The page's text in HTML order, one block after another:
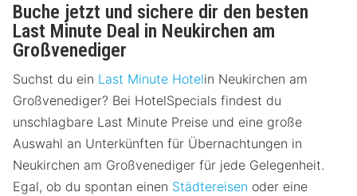
Buche jetzt und sichere dir den besten
Last Minute Deal in Neukirchen am
Großvenediger
Suchst du ein Last Minute Hotelin Neukirchen am
Großvenediger? Bei HotelSpecials findest du
unschlagbare Last Minute Preise und eine große
Auswahl an Unterkünften für Übernachtungen in
Neukirchen am Großvenediger für jede Gelegenheit.
Egal, ob du spontan einen Städtereisen oder eine